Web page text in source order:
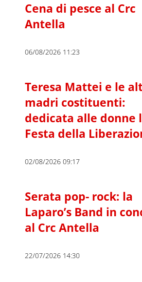
Cena di pesce al Crc
Antella
06/08/2026 11:23
Teresa Mattei e le
madri costituenti:
dedicata alle donne
Festa della
02/08/2026 09:17
Serata pop- rock: la
Laparo’s Band in
al Crc Antella
22/07/2026 14:30